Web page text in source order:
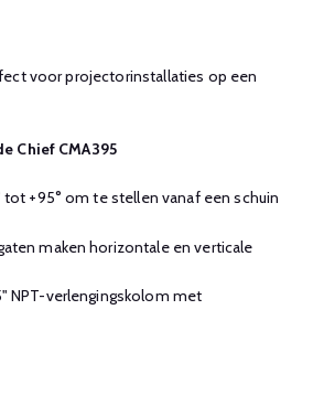
voor projectorinstallaties op een
Chief CMA395
tot +95° om te stellen vanaf een schuin
maken horizontale en verticale
NPT-verlengingskolom met